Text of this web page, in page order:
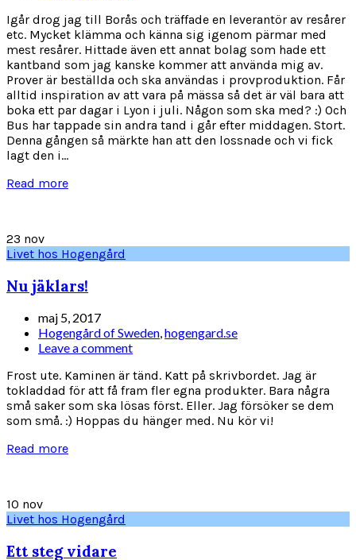
Igår drog jag till Borås och träffade en leverantör av resårer
etc. Mycket klämma och känna sig igenom pärmar med
mest resårer. Hittade även ett annat bolag som hade ett
kantband som jag kanske kommer att använda mig av.
Prover är beställda och ska användas i provproduktion. Får
alltid inspiration av att vara på mässa så det är väl bara att
boka ett par dagar i Lyon i juli. Någon som ska med? :) Och
Bus har tappade sin andra tand i går efter middagen. Stort.
Denna gången så märkte han att den lossnade och vi fick
lagt den i...
Read more
23 nov
Livet hos Hogengård
Nu jäklars!
maj 5, 2017
Hogengård of Sweden,hogengard.se
Leave a comment
Frost ute. Kaminen är tänd. Katt på skrivbordet. Jag är
tokladdad för att få fram fler egna produkter. Bara några
små saker som ska lösas först. Eller. Jag försöker se dem
som små. :) Hoppas du hänger med. Nu kör vi!
Read more
10 nov
Livet hos Hogengård
Ett steg vidare